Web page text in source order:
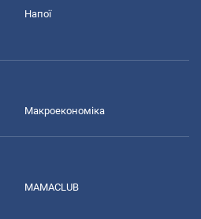
Напої
Макроекономіка
MAMACLUB